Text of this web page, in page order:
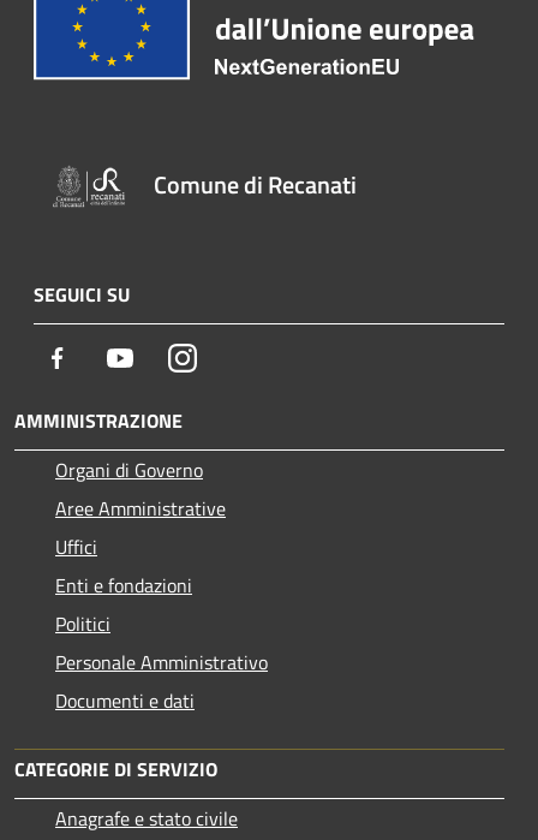
Comune di Recanati
SEGUICI SU
Facebook YoutubeInstagram
AMMINISTRAZIONE
Organi di Governo
Aree Amministrative
Uffici
Enti e fondazioni
Politici
Personale Amministrativo
Documenti e dati
CATEGORIE DI SERVIZIO
Anagrafe e stato civile